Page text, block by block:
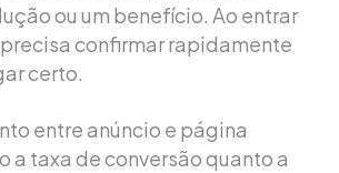
ou um benefício. Ao entrar
confirmar rapidamente
certo.
entre anúncio e página
a taxa de conversão quanto a